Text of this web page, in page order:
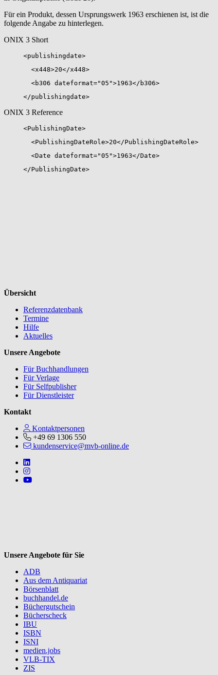
Für ein Produkt, dessen Ursprungswerk 1963 erschienen ist, ist die
folgende Angabe zu hinterlegen.
ONIX 3 Short
<publishingdate>
<x448>20</x448>
<b306 dateformat="05">1963</b306>
</publishingdate>
ONIX 3 Reference
<PublishingDate>
<PublishingDateRole>20</PublishingDateRole>
<Date dateformat="05">1963</Date>
</PublishingDate>
Übersicht
Referenzdatenbank
Termine
Hilfe
Aktuelles
Unsere Angebote
Für Buchhandlungen
Für Verlage
Für Selfpublisher
Für Dienstleister
Kontakt
Kontaktpersonen
+49 69 1306 550
kundenservice@mvb-online.de
Follow us on https://www.linkedin.com/company/mvbbooks
Follow us on https://www.instagram.com/lifeatmvb/
Follow us on https://www.youtube.com/@mvbbooks
Unsere Angebote für Sie
ADB
Aus dem Antiquariat
Börsenblatt
buchhandel.de
Büchergutschein
Bücherscheck
IBU
ISBN
ISNI
medien.jobs
VLB-TIX
ZIS